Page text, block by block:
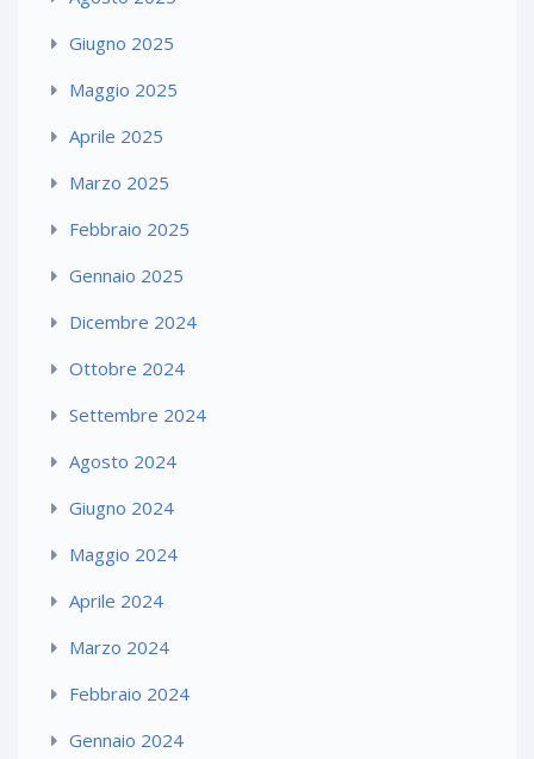
Giugno 2025
Maggio 2025
Aprile 2025
Marzo 2025
Febbraio 2025
Gennaio 2025
Dicembre 2024
Ottobre 2024
Settembre 2024
Agosto 2024
Giugno 2024
Maggio 2024
Aprile 2024
Marzo 2024
Febbraio 2024
Gennaio 2024